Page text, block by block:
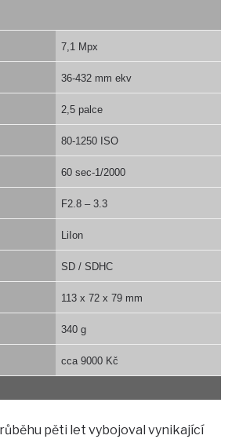
7,1 Mpx
36-432 mm ekv
2,5 palce
80-1250 ISO
60 sec-1/2000
F2.8 – 3.3
LiIon
SD / SDHC
113 x 72 x 79 mm
340 g
cca 9000 Kč
pěti let vybojoval vynikající